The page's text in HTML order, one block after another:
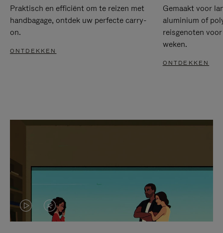
Praktisch en efficiënt om te reizen met
handbagage, ontdek uw perfecte carry-
on.
ONTDEKKEN
Gemaakt voor
aluminium of
reisgenoten
weken.
ONTDEKKEN
VIDEO
HET